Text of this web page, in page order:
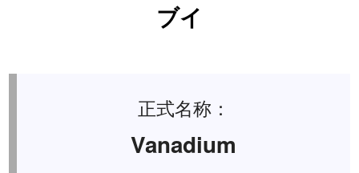
ブイ
正式名称：
Vanadium